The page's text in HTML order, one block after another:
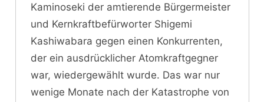
Kaminoseki der amtierende Bürgermeister
und Kernkraftbefürworter Shigemi
Kashiwabara gegen einen Konkurrenten,
der ein ausdrücklicher Atomkraftgegner
war, wiedergewählt wurde. Das war nur
wenige Monate nach der Katastrophe von